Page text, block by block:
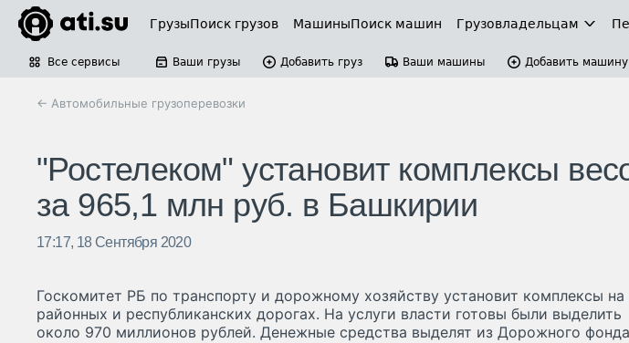
ГрузыПоиск грузов МашиныПоиск машин Грузовладельцам
Все сервисы Ваши грузы Добавить груз Ваши машины Добавить машину
← Автомобильные грузоперевозки
"Ростелеком" установит комплексы
за 965,1 млн руб. в Башкирии
17:17, 18 Сентября 2020
Госкомитет РБ по транспорту и дорожному хозяйству установит комплексы на
районных и республиканских дорогах. На услуги власти готовы были выделить
около 970 миллионов рублей. Денежные средства выделят из Дорожного